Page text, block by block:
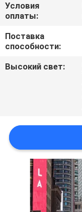
НОВОСТИ
ЦИТАТУ
САЙТА
PRIVACY
POLICY
Условия
оплаты:
Поставка
способности:
Высокий свет: